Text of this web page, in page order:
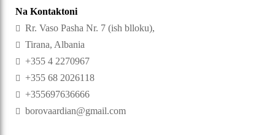
Na Kontaktoni
Rr. Vaso Pasha Nr. 7 (ish blloku),
Tirana, Albania
+355 4 2270967
+355 68 2026118
+355697636666
borovaardian@gmail.com